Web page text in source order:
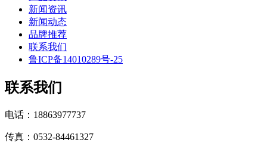
新闻资讯
新闻动态
品牌推荐
联系我们
鲁ICP备14010289号-25
联系我们
电话：18863977737
传真：0532-84461327